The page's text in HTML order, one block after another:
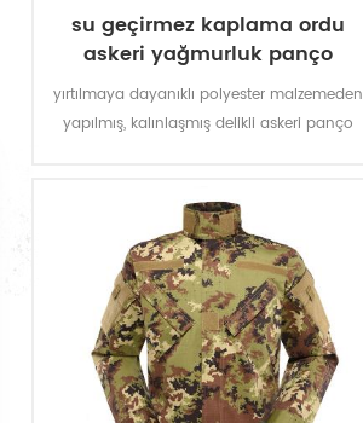
su geçirmez kaplama ordu
askeri yağmurluk panço
yırtılmaya dayanıklı polyester malzemeden
yapılmış, kalınlaşmış delikli askeri panço
karşı son derece dayanıklıdır.